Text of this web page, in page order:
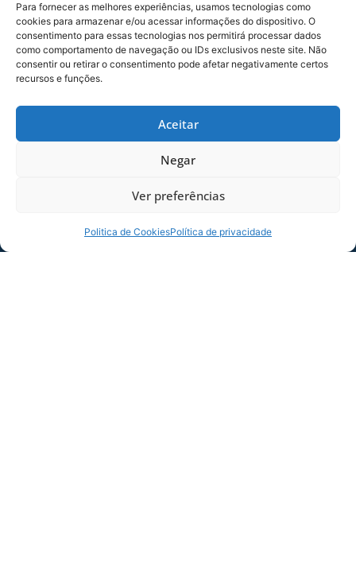
Para fornecer as melhores experiências, usamos tecnologias como
cookies para armazenar e/ou acessar informações do dispositivo. O
consentimento para essas tecnologias nos permitirá processar dados
como comportamento de navegação ou IDs exclusivos neste site. Não
consentir ou retirar o consentimento pode afetar negativamente certos
recursos e funções.
Aceitar
Negar
Ver preferências
Politica de CookiesPolítica de privacidade
Na primeira edição da AVAÍ FAN FEST, neste
domingo (10), o torcedor terá como atrações o
Leão da Ilha e o Dj Felipe Corrêa. Brindes serão
sorteados para os participantes.
(sócios ou não sócios do Avaí), que estiverem
dentro do estádio da Ressacada (nos setores A e
B), poderão sair para curtir a AVAÍ FAN FEST e
pulseiras que serão disponibilizadas pela